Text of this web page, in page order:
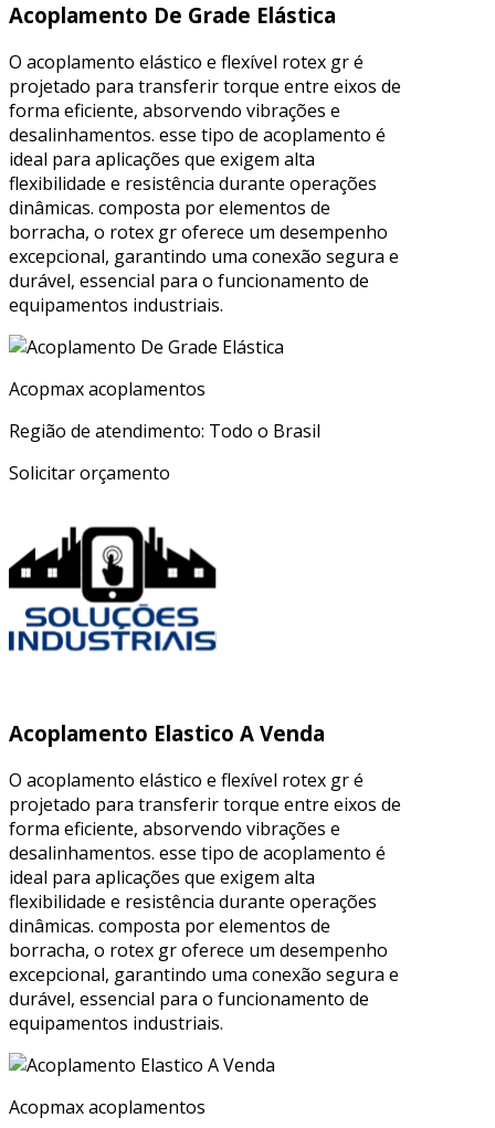
Acoplamento De Grade Elástica
O acoplamento elástico e flexível rotex gr é
projetado para transferir torque entre eixos de
forma eficiente, absorvendo vibrações e
desalinhamentos. esse tipo de acoplamento é
ideal para aplicações que exigem alta
flexibilidade e resistência durante operações
dinâmicas. composta por elementos de
borracha, o rotex gr oferece um desempenho
excepcional, garantindo uma conexão segura e
durável, essencial para o funcionamento de
equipamentos industriais.
Acopmax acoplamentos
Região de atendimento: Todo o Brasil
Solicitar orçamento
Acoplamento Elastico A Venda
O acoplamento elástico e flexível rotex gr é
projetado para transferir torque entre eixos de
forma eficiente, absorvendo vibrações e
desalinhamentos. esse tipo de acoplamento é
ideal para aplicações que exigem alta
flexibilidade e resistência durante operações
dinâmicas. composta por elementos de
borracha, o rotex gr oferece um desempenho
excepcional, garantindo uma conexão segura e
durável, essencial para o funcionamento de
equipamentos industriais.
Acopmax acoplamentos